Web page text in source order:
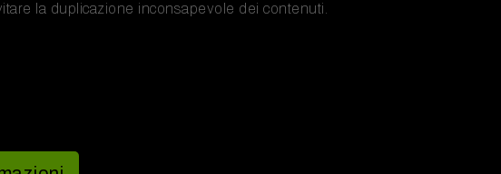
la duplicazione inconsapevole dei contenuti.